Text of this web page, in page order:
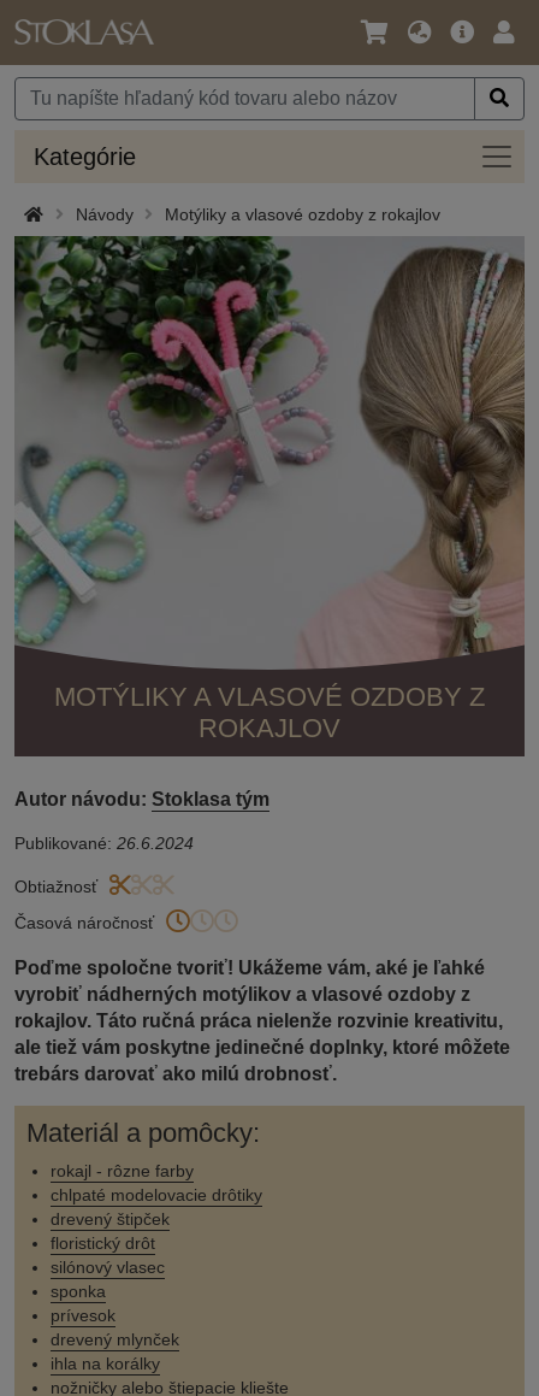
Jazyk
Mena
Hlavná
Kategórie
Návody Motýliky a vlasové ozdoby z rokajlov
MOTÝLIKY A VLASOVÉ OZDOBY Z
ROKAJLOV
Autor návodu: Stoklasa tým
Publikované: 26.6.2024
Obtiažnosť
Časová náročnosť
Poďme spoločne tvoriť! Ukážeme vám, aké je ľahké
vyrobiť nádherných motýlikov a vlasové ozdoby z
rokajlov. Táto ručná práca nielenže rozvinie kreativitu,
ale tiež vám poskytne jedinečné doplnky, ktoré môžete
trebárs darovať ako milú drobnosť.
Materiál a pomôcky:
rokajl - rôzne farby
chlpaté modelovacie drôtiky
drevený štipček
floristický drôt
silónový vlasec
sponka
prívesok
drevený mlynček
ihla na korálky
nožničky alebo štiepacie kliešte